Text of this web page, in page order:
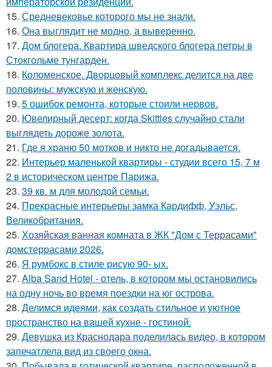
15. Средневековье которого мы не знали.
16. Она выглядит не модно, а выверенно.
17. Дом блогера. Квартира шведского блогера петры в
Стокгольме тунгарден.
18. Коломенское. Дворцовый комплекс делится на две
половины: мужскую и женскую.
19. 5 ошибок ремонта, которые стоили нервов.
20. Ювелирный десерт: когда Skittles случайно стали
выглядеть дороже золота.
21. Где я храню 50 мотков и никто не догадывается.
22. Интерьер маленькой квартиры - студии всего 15, 7 м
2 в историческом центре Парижа.
23. 39 кв. м для молодой семьи.
24. Прекрасные интерьеры замка Кардифф, Уэльс,
Великобритания.
25. Хозяйская ванная комната в ЖК "Дом с Террасами"
домстеррасами 2026.
26. Я румбокс в стиле рисую 90- ых.
27. Alba Sand Hotel - отель, в котором мы остановились
на одну ночь во время поездки на юг острова.
28. Делимся идеями, как создать стильное и уютное
пространство на вашей кухне - гостиной.
29. Девушка из Краснодара поделилась видео, в котором
запечатлела вид из своего окна.